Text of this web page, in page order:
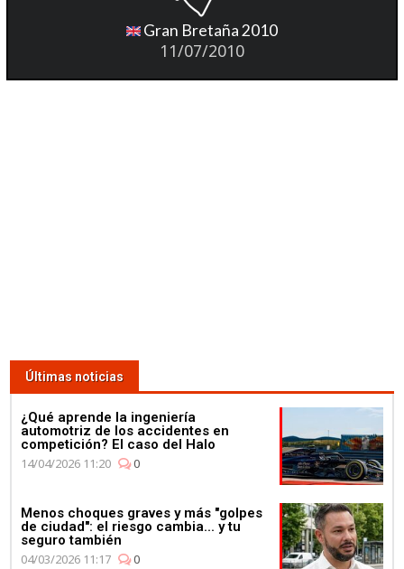
Gran Bretaña 2010
11/07/2010
Últimas noticias
¿Qué aprende la ingeniería
automotriz de los accidentes en
competición? El caso del Halo
14/04/2026 11:20
0
Menos choques graves y más "golpes
de ciudad": el riesgo cambia... y tu
seguro también
04/03/2026 11:17
0